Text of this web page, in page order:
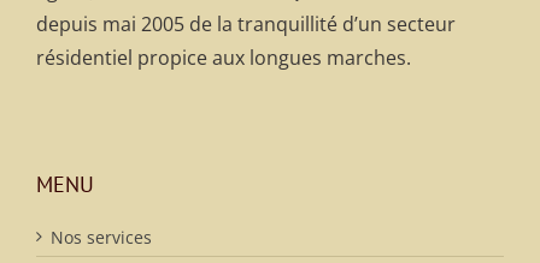
depuis mai 2005 de la tranquillité d’un secteur
résidentiel propice aux longues marches.
MENU
Nos services